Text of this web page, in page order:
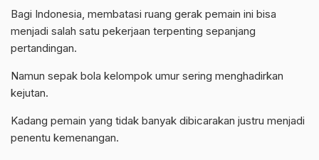
Bagi Indonesia, membatasi ruang gerak pemain ini bisa
menjadi salah satu pekerjaan terpenting sepanjang
pertandingan.
Namun sepak bola kelompok umur sering menghadirkan
kejutan.
Kadang pemain yang tidak banyak dibicarakan justru menjadi
penentu kemenangan.